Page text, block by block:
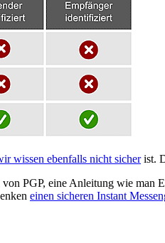
wissen ebenfalls nicht sicherist.
PGP, eine Anleitung wie man
einen sicheren Instant